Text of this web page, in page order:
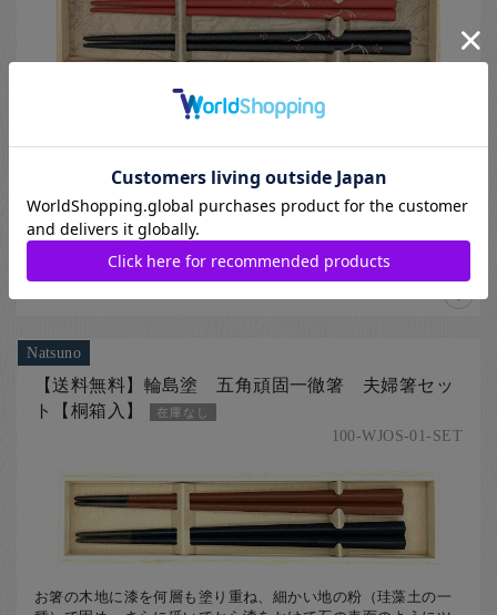
乾漆(乾燥させた漆を細かく砕いて粉状にしたもの)を箸全体に蒔
きつけ、その上から色漆によるうさぎの蒔絵が施された石川県
輪島塗りのお箸です。
[ 利用シーンから選ぶ、結婚祝い箸ギフト特集、価格から箸を選ぶ、
10,000円以上ギフト、タイプから選ぶ、箸ギフト、伝統工芸から選
ぶ、輪島塗ギフト、ペア夫婦箸、輪島塗（石川県）の箸、動物柄の
箸、うさぎ柄の箸 ]
22.5cm 21cm 【桐箱入り】 13,970円
Natsuno
【送料無料】輪島塗 五角頑固一徹箸 夫婦箸セッ
ト【桐箱入】
在庫なし
100-WJOS-01-SET
お箸の木地に漆を何層も塗り重ね、細かい地の粉（珪藻土の一